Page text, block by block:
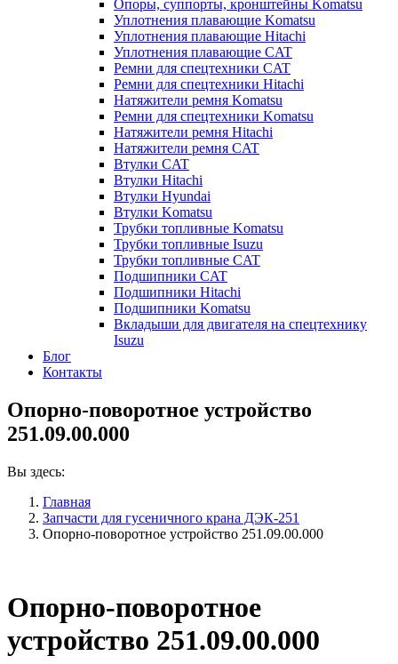
Опоры, суппорты, кронштейны Komatsu
Уплотнения плавающие Komatsu
Уплотнения плавающие Hitachi
Уплотнения плавающие CAT
Ремни для спецтехники CAT
Ремни для спецтехники Hitachi
Натяжители ремня Komatsu
Ремни для спецтехники Komatsu
Натяжители ремня Hitachi
Натяжители ремня CAT
Втулки CAT
Втулки Hitachi
Втулки Hyundai
Втулки Komatsu
Трубки топливные Komatsu
Трубки топливные Isuzu
Трубки топливные CAT
Подшипники CAT
Подшипники Hitachi
Подшипники Komatsu
Вкладыши для двигателя на спецтехнику
Isuzu
Блог
Контакты
Опорно-поворотное устройство
251.09.00.000
Вы здесь:
Главная
Запчасти для гусеничного крана ДЭК-251
Опорно-поворотное устройство 251.09.00.000
Опорно-поворотное
устройство 251.09.00.000